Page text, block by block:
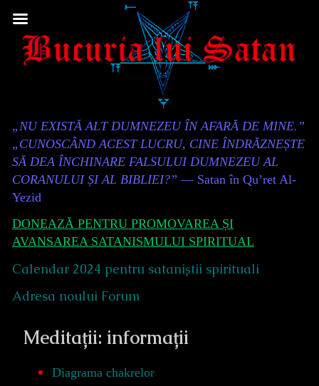
to
Content
Header
„NU EXISTĂ ALT DUMNEZEU ÎN AFARĂ DE MINE.”
„CUNOSCÂND ACEST LUCRU, CINE ÎNDRĂZNEȘTE
SĂ DEA ÎNCHINARE FALSULUI DUMNEZEU AL
CORANULUI ȘI AL BIBLIEI?” — Satan în Qu’ret Al-
Yezid
DONEAZĂ PENTRU PROMOVAREA ȘI
AVANSAREA SATANISMULUI SPIRITUAL
Calendar 2024 pentru sataniștii spirituali
Adresa noului Forum
Meditații: informații
Diagrama chakrelor